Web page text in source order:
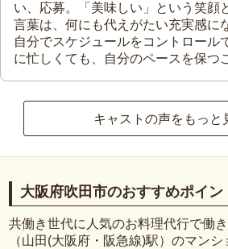
い、応募。「美味しい」という笑顔
言葉は、何にも代えがたい充実感に
自分でスケジュールをコントロール
に忙しくても、自分のペースを保つ
キャストの声をもっと
大阪府吹田市のおすすめポイン
共働き世代に人気のお料理代行で働
（山田(大阪府・阪急線)駅）のマン